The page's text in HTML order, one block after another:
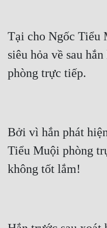
Tại cho Ngốc Tiểu
siêu hỏa về sau
phòng trực tiếp.
Bởi vì hắn phát
Tiểu Muội phòng
không tốt lắm!